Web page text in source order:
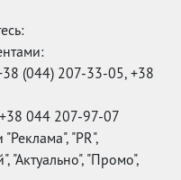
(044) 207-33-05, +38
044 207-97-07
"PR",
"Актуально", "Промо",